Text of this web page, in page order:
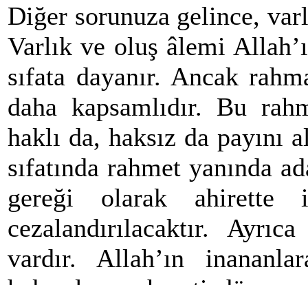
Diğer sorunuza gelince,
Varlık ve oluş âlemi
sıfata dayanır. Ancak
daha kapsamlıdır. Bu
haklı da, haksız da payını
sıfatında rahmet yanında
gereği olarak ahirette
cezalandırılacaktır.
vardır. Allah’ın